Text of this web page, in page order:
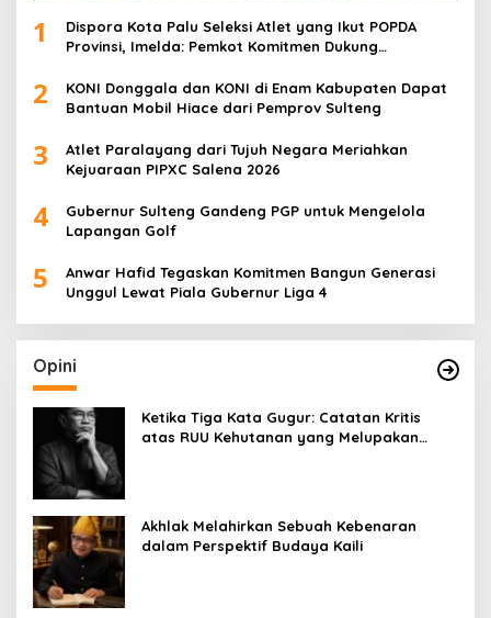
1
Dispora Kota Palu Seleksi Atlet yang Ikut POPDA
Provinsi, Imelda: Pemkot Komitmen Dukung
2
KONI Donggala dan KONI di Enam Kabupaten Dapat
Bantuan Mobil Hiace dari Pemprov Sulteng
3
Atlet Paralayang dari Tujuh Negara Meriahkan
Kejuaraan PIPXC Salena 2026
4
Gubernur Sulteng Gandeng PGP untuk Mengelola
Lapangan Golf
5
Anwar Hafid Tegaskan Komitmen Bangun Generasi
Unggul Lewat Piala Gubernur Liga 4
Opini
Ketika Tiga Kata Gugur: Catatan Kritis
atas RUU Kehutanan yang Melupakan
Akhlak Melahirkan Sebuah Kebenaran
dalam Perspektif Budaya Kaili